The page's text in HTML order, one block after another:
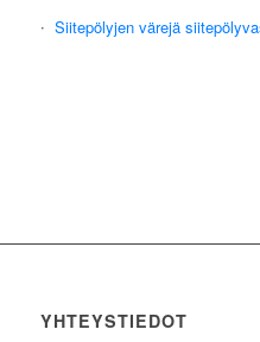
Siitepölyjen värejä
YHTEYSTIEDOT